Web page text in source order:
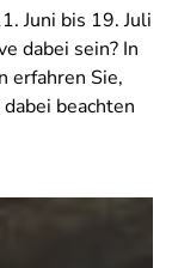
Juni bis 19. Juli
dabei sein? In
erfahren Sie,
beachten